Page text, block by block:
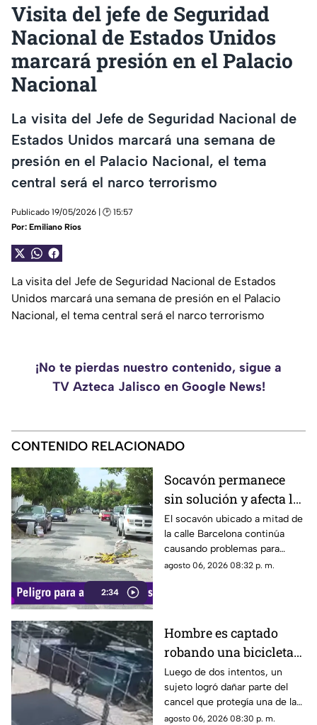
Visita del jefe de Seguridad
Nacional de Estados Unidos
marcará presión en el Palacio
Nacional
La visita del Jefe de Seguridad Nacional de
Estados Unidos marcará una semana de
presión en el Palacio Nacional, el tema
central será el narco terrorismo
Publicado 19/05/2026 | 🕑 15:57
Por: Emiliano Ríos
La visita del Jefe de Seguridad Nacional de Estados
Unidos marcará una semana de presión en el Palacio
Nacional, el tema central será el narco terrorismo
¡No te pierdas nuestro contenido, sigue a
TV Azteca Jalisco en Google News!
CONTENIDO RELACIONADO
2:34
Socavón permanece
sin solución y afecta la
circulación en calle
Barcelona
El socavón ubicado a mitad de
la calle Barcelona continúa
causando problemas para
quienes circulan por la zona,
agosto 06, 2026 08:32 p. m.
Hombre es captado
robando una bicicleta
al ingresar a cochera
ajena en calle Rancho
Rodeo
Luego de dos intentos, un
sujeto logró dañar parte del
cancel que protegía una de las
puertas de una cochera
agosto 06, 2026 08:30 p. m.